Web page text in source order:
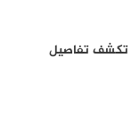
تكشف تفاصيل